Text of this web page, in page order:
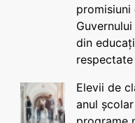
din
respectate
Elevii de
anul